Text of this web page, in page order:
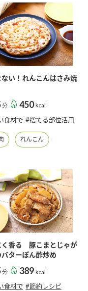
Fibee
ム）
と
み
房」
検索
製造所固有記号一覧
ない！れんこんはさみ焼
分 450 kcal
食材で #捨てる部位活用
れんこん
く香る 豚こまとじゃが
バターぽん酢炒め
分 389 kcal
食材で #節約レシピ